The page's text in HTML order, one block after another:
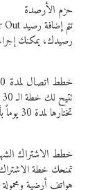
حزم الأرصدة
رصيدك، يمكنك إجراء
خطط اتصال لمدة 30 يومًا
تختارها لمدة 30 يوماً بأسعار فايبر المنخفضة.
خطط الاشتراك
تمنحك خطة الاشتراك
هواتف أرضية